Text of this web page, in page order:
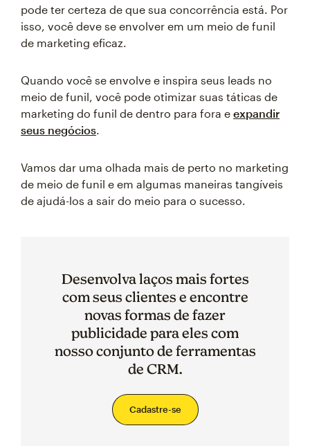
pode ter certeza de que sua concorrência está. Por
isso, você deve se envolver em um meio de funil
de marketing eficaz.
Quando você se envolve e inspira seus leads no
meio de funil, você pode otimizar suas táticas de
marketing do funil de dentro para fora e expandir
seus negócios.
Vamos dar uma olhada mais de perto no marketing
de meio de funil e em algumas maneiras tangíveis
de ajudá-los a sair do meio para o sucesso.
Desenvolva laços mais fortes
com seus clientes e encontre
novas formas de fazer
publicidade para eles com
nosso conjunto de ferramentas
de CRM.
Cadastre-se